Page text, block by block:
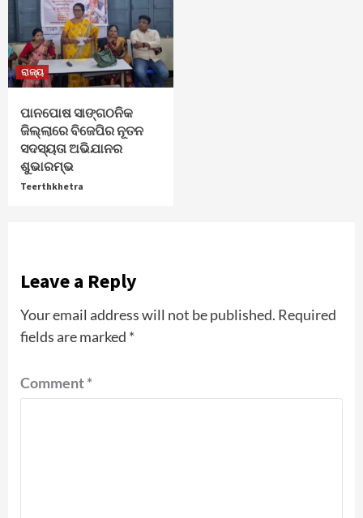
ରାଜ୍ୟ
ପାନପୋଷ ସାଙ୍ଗଠନିକ
ଜିଲ୍ଲାରେ ବିଜେପିର ନୂତନ
ସଦସ୍ୟତା ଅଭିଯାନର
ଶୁଭାରମ୍ଭ
Teerthkhetra
Leave a Reply
Your email address will not be published. Required
fields are marked *
Comment*